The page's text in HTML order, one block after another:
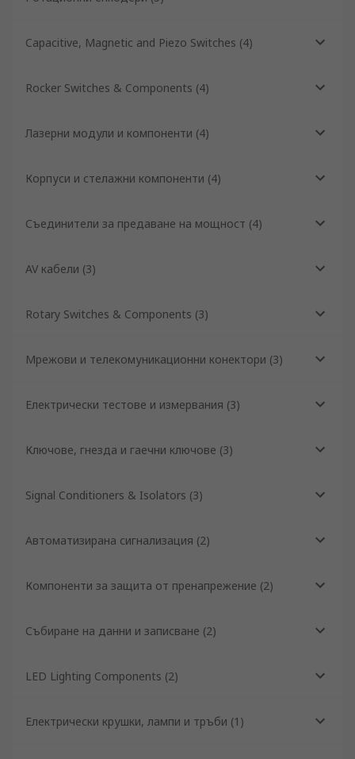
Capacitive, Magnetic and Piezo Switches (4)
Rocker Switches & Components (4)
Лазерни модули и компоненти (4)
Корпуси и стелажни компоненти (4)
Съединители за предаване на мощност (4)
AV кабели (3)
Rotary Switches & Components (3)
Мрежови и телекомуникационни конектори (3)
Електрически тестове и измервания (3)
Ключове, гнезда и гаечни ключове (3)
Signal Conditioners & Isolators (3)
Автоматизирана сигнализация (2)
Компоненти за защита от пренапрежение (2)
Събиране на данни и записване (2)
LED Lighting Components (2)
Електрически крушки, лампи и тръби (1 )